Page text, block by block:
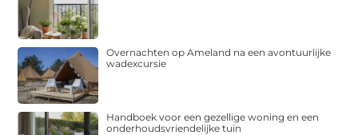
Overnachten op Ameland na een avontuurlijke
wadexcursie
Handboek voor een gezellige woning en een
onderhoudsvriendelijke tuin